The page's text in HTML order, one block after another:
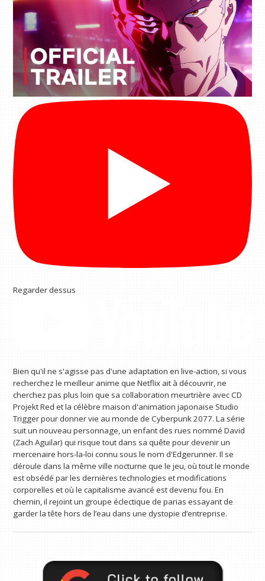
Regarder dessus
Bien qu'il ne s'agisse pas d'une adaptation en live-action, si vous
recherchez le meilleur anime que Netflix ait à découvrir, ne
cherchez pas plus loin que sa collaboration meurtrière avec CD
Projekt Red et la célèbre maison d'animation japonaise Studio
Trigger pour donner vie au monde de Cyberpunk 2077. La série
suit un nouveau personnage, un enfant des rues nommé David
(Zach Aguilar) qui risque tout dans sa quête pour devenir un
mercenaire hors-la-loi connu sous le nom d'Edgerunner. Il se
déroule dans la même ville nocturne que le jeu, où tout le monde
est obsédé par les dernières technologies et modifications
corporelles et où le capitalisme avancé est devenu fou. En
chemin, il rejoint un groupe éclectique de parias essayant de
garder la tête hors de l’eau dans une dystopie d’entreprise.